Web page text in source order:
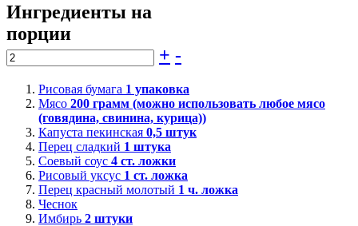
Ингредиенты на
порции
+ -
Рисовая бумага 1 упаковка
Мясо 200 грамм (можно использовать любое мясо
(говядина, свинина, курица))
Капуста пекинская 0,5 штук
Перец сладкий 1 штука
Соевый соус 4 ст. ложки
Рисовый уксус 1 ст. ложка
Перец красный молотый 1 ч. ложка
Чеснок
Имбирь 2 штуки